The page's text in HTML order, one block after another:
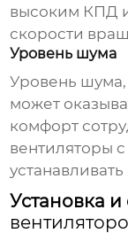
высоким КПД
скорости
Уровень шума
Уровень
может
комфорт
вентиляторы
Установка